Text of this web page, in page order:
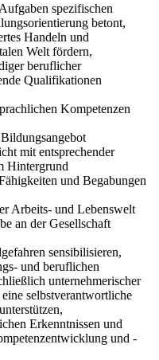
spezifischen
betont,
Handeln und
Welt fördern,
beruflicher
Qualifikationen
Kompetenzen
mit entsprechender
Hintergrund
und Begabungen
Arbeits- und Lebenswelt
an der Gesellschaft
sensibilisieren,
und beruflichen
unternehmerischer
selbstverantwortliche
Erkenntnissen und
und -